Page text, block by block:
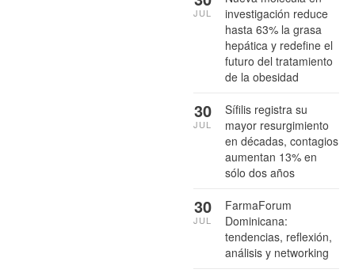
investigación reduce
hasta 63% la grasa
hepática y redefine el
futuro del tratamiento
de la obesidad
JUL
Sífilis registra su
mayor resurgimiento
en décadas, contagios
aumentan 13% en
sólo dos años
30
JUL
FarmaForum
Dominicana:
tendencias, reflexión,
análisis y networking
30
JUL